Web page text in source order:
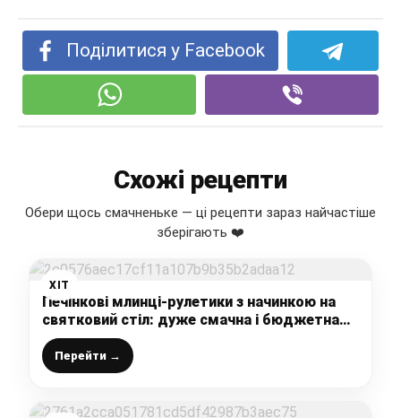
Поділитися у Facebook
Схожі рецепти
Обери щось смачненьке — ці рецепти зараз найчастіше
зберігають ❤️
ХІТ
Печінкові млинці-рулетики з начинкою на
святковий стіл: дуже смачна і бюджетна
закуска, виглядає красиво і з’їдається
першою
Перейти →